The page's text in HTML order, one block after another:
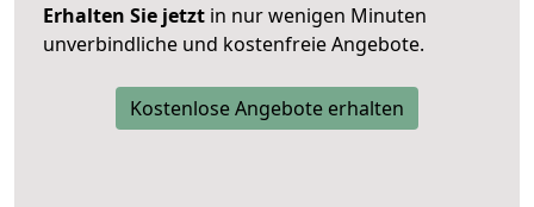
Erhalten Sie jetzt in nur wenigen Minuten
unverbindliche und kostenfreie Angebote.
Kostenlose Angebote erhalten